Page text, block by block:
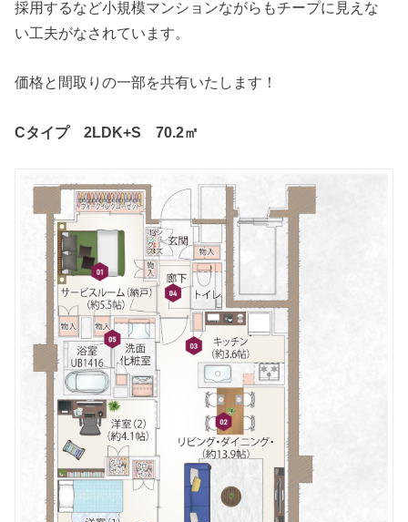
採用するなど小規模マンションながらもチープに見えな
い工夫がなされています。
価格と間取りの一部を共有いたします！
Cタイプ 2LDK+S 70.2㎡